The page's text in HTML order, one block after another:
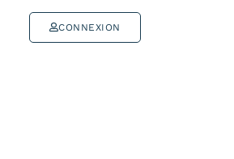
CONNEXION